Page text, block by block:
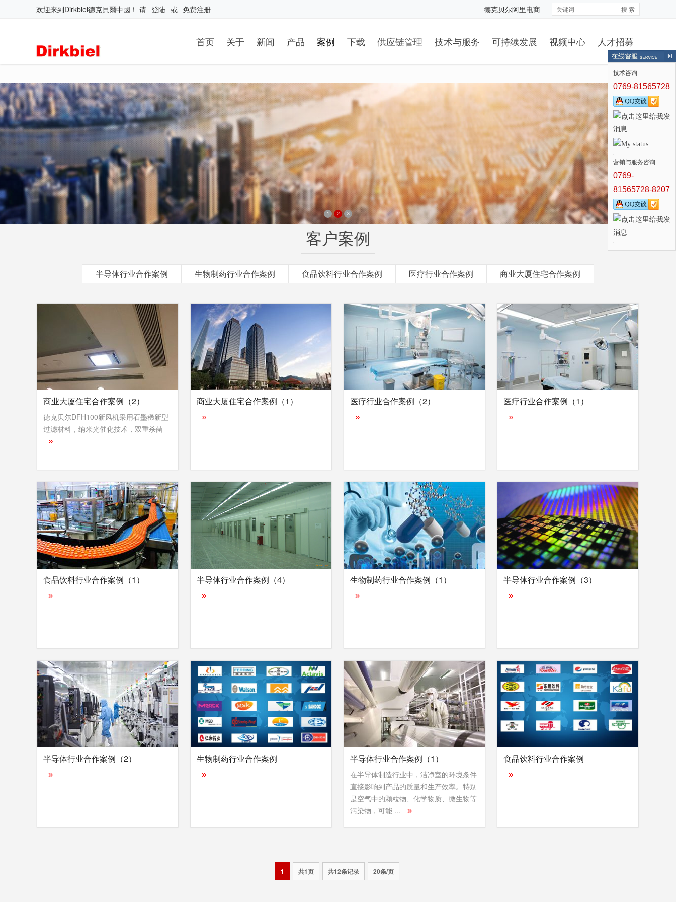
德克贝尔阿里电商
欢迎来到Dirkbiel德克貝爾中國 ！ 请 登陆 或 免费注册 搜 索
首页 关于 新闻 产品 案例 下载 供应链管理 技术与服务 可持续发展 视频中心 人才招募
1 2 3
客户案例
客户案例
半导体行业合作案例 生物制药行业合作案例 食品饮料行业合作案例 医疗行业合作案例 商业大厦住宅合作案例
商业大厦住宅合作案例（2）
德克贝尔DFH100新风机采用石墨稀新型
过滤材料，纳米光催化技术，双重杀菌
»
商业大厦住宅合作案例（1）
»
医疗行业合作案例（2）
»
医疗行业合作案例（1）
»
食品饮料行业合作案例（1）
»
半导体行业合作案例（4）
»
生物制药行业合作案例（1）
»
半导体行业合作案例（3）
»
半导体行业合作案例（2）
»
生物制药行业合作案例
»
半导体行业合作案例（1）
在半导体制造行业中，洁净室的环境条件
直接影响到产品的质量和生产效率。特别
是空气中的颗粒物、化学物质、微生物等
污染物，可能 ...
»
食品饮料行业合作案例
»
1 共1页 共12条记录 20条/页
技术咨询
0769-81565728
营销与服务咨询
0769-
81565728-8207